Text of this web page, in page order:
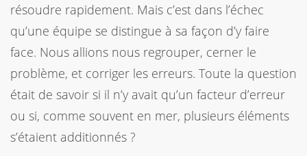
résoudre rapidement. Mais c’est dans l’échec
qu’une équipe se distingue à sa façon d’y faire
face. Nous allions nous regrouper, cerner le
problème, et corriger les erreurs. Toute la question
était de savoir si il n’y avait qu’un facteur d’erreur
ou si, comme souvent en mer, plusieurs éléments
s’étaient additionnés ?